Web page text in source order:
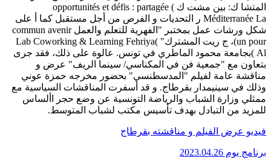
المتشا ك: بين مشت ك ) opportunités et défis : partagée
Méditerranée La ر التحديات و الفرص من أجل مستقبل كما أ على
شكل ورشات عمل بمختبر "الفهرية للتعلم والعمل commun avenir
un pour)، ج ريت المشترك" )Lab Coworking & Learning Fehriya
Al )بجامعة محمود الماطري في تونس. عالوة على ذلك، فقد جرى
بتعاون مع "جمعية فن في المكناسي/ سينما الريف" عرض و
مناقشة عامة لفيلم "المدسطنسي" بحضور مخرجه حمزة عوني
وذلك في سينيمدار بقرطاج. و قد أسفرت المناقشات السياسية مع
ممثلي وزارة الشباب والرياضة التونسية عن وضع حجر األساس
للمزيد من التبادل بهدف تأسيس مكتب لشباب المتوسط.
فيديو عرض الفيلم و مناقشته بقرطاج
برنامج يوم 2023.04.26